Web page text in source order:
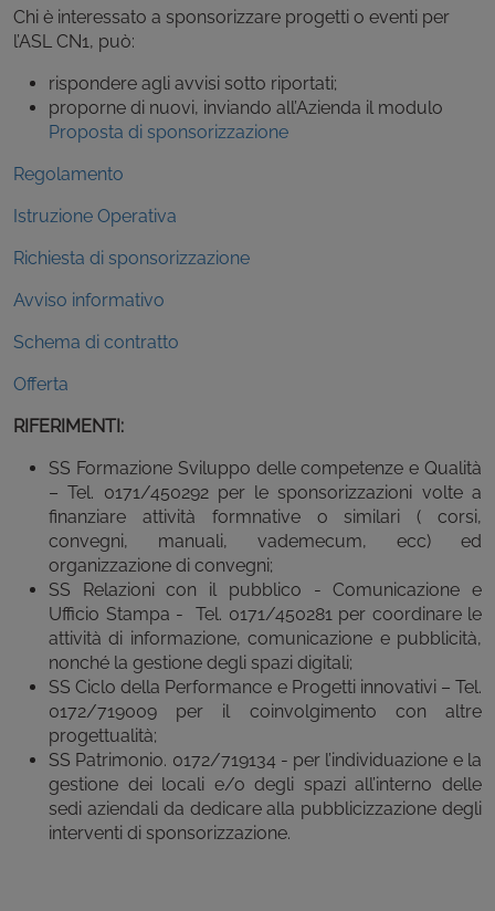
Chi è interessato a sponsorizzare progetti o eventi per
l’ASL CN1, può:
rispondere agli avvisi sotto riportati;
proporne di nuovi, inviando all’Azienda il modulo
Proposta di sponsorizzazione
Regolamento
Istruzione Operativa
Richiesta di sponsorizzazione
Avviso informativo
Schema di contratto
Offerta
RIFERIMENTI:
SS Formazione Sviluppo delle competenze e Qualità
– Tel. 0171/450292 per le sponsorizzazioni volte a
finanziare attività formnative o similari ( corsi,
convegni, manuali, vademecum, ecc) ed
organizzazione di convegni;
SS Relazioni con il pubblico - Comunicazione e
Ufficio Stampa - Tel. 0171/450281 per coordinare le
attività di informazione, comunicazione e pubblicità,
nonché la gestione degli spazi digitali;
SS Ciclo della Performance e Progetti innovativi – Tel.
0172/719009 per il coinvolgimento con altre
progettualità;
SS Patrimonio. 0172/719134 - per l’individuazione e la
gestione dei locali e/o degli spazi all’interno delle
sedi aziendali da dedicare alla pubblicizzazione degli
interventi di sponsorizzazione.